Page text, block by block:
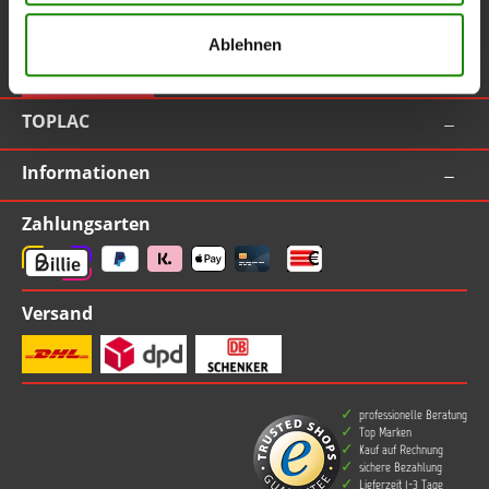
Ablehnen
Service-Hotline
Vertrag widerrufen
TOPLAC
Informationen
Zahlungsarten
Versand
professionelle Beratung
Top Marken
Kauf auf Rechnung
sichere Bezahlung
Lieferzeit 1-3 Tage